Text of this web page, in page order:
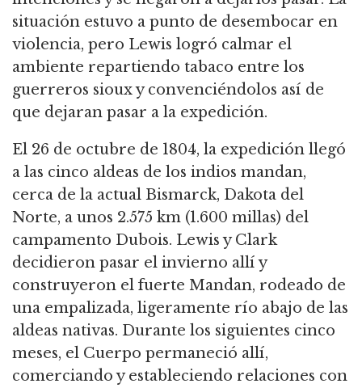
situación estuvo a punto de desembocar en
violencia, pero Lewis logró calmar el
ambiente repartiendo tabaco entre los
guerreros sioux y convenciéndolos así de
que dejaran pasar a la expedición.
El 26 de octubre de 1804, la expedición llegó
a las cinco aldeas de los indios mandan,
cerca de la actual Bismarck, Dakota del
Norte, a unos 2.575 km (1.600 millas) del
campamento Dubois. Lewis y Clark
decidieron pasar el invierno allí y
construyeron el fuerte Mandan, rodeado de
una empalizada, ligeramente río abajo de las
aldeas nativas. Durante los siguientes cinco
meses, el Cuerpo permaneció allí,
comerciando y estableciendo relaciones con